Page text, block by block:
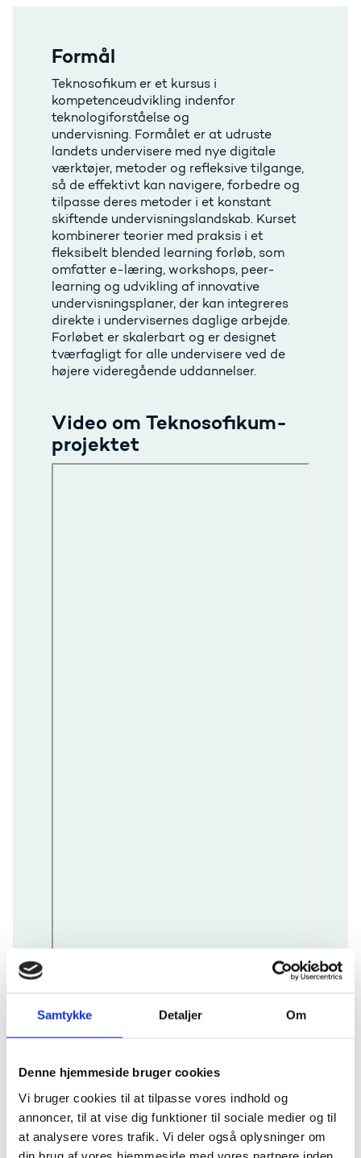
Samtykke Detaljer Om
Denne hjemmeside bruger cookies
Vi bruger cookies til at tilpasse vores indhold og
annoncer, til at vise dig funktioner til sociale medier og til
at analysere vores trafik. Vi deler også oplysninger om
Formål
Teknosofikum er et kursus i
kompetenceudvikling indenfor
teknologiforståelse og
undervisning. Formålet er at udruste
landets undervisere med nye digitale
værktøjer, metoder og refleksive tilgange,
så de effektivt kan navigere, forbedre og
tilpasse deres metoder i et konstant
skiftende undervisningslandskab. Kurset
kombinerer teorier med praksis i et
fleksibelt blended learning forløb, som
omfatter e-læring, workshops, peer-
learning og udvikling af innovative
undervisningsplaner, der kan integreres
direkte i undervisernes daglige arbejde.
Forløbet er skalerbart og er designet
tværfagligt for alle undervisere ved de
højere videregående uddannelser.
Video om Teknosofikum-
projektet
Resultater
Eftersom projektet er igangværende er